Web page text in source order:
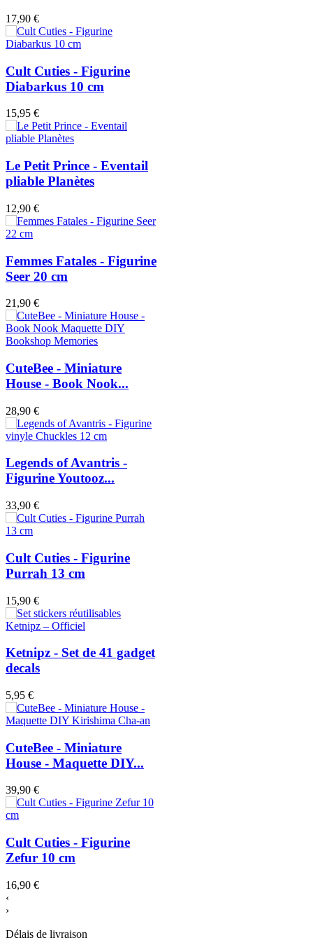
17,90 €
Cult Cuties - Figurine
Diabarkus 10 cm
15,95 €
Le Petit Prince - Eventail
pliable Planètes
12,90 €
Femmes Fatales - Figurine
Seer 20 cm
21,90 €
CuteBee - Miniature
House - Book Nook...
28,90 €
Legends of Avantris -
Figurine Youtooz...
33,90 €
Cult Cuties - Figurine
Purrah 13 cm
15,90 €
Ketnipz - Set de 41 gadget
decals
5,95 €
CuteBee - Miniature
House - Maquette DIY...
39,90 €
Cult Cuties - Figurine
Zefur 10 cm
16,90 €
‹
›
Délais de livraison